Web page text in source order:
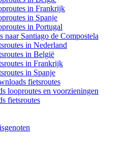
in Frankrijk
in Spanje
in Portugal
naar Santiago de Compostela
in Nederland
in België
in Frankrijk
in Spanje
fietsroutes
looproutes en voorzieningen
fietsroutes